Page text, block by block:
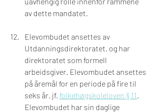
av dette mandatet.
Elevombudet ansettes av
Utdanningsdirektoratet, og har
direktoratet som formell
arbeidsgiver. Elevombudet ansettes
på åremål for en periode på fire til
seks år, jf. folkehøgskoleloven § 11.
Elevombudet har sin daglige